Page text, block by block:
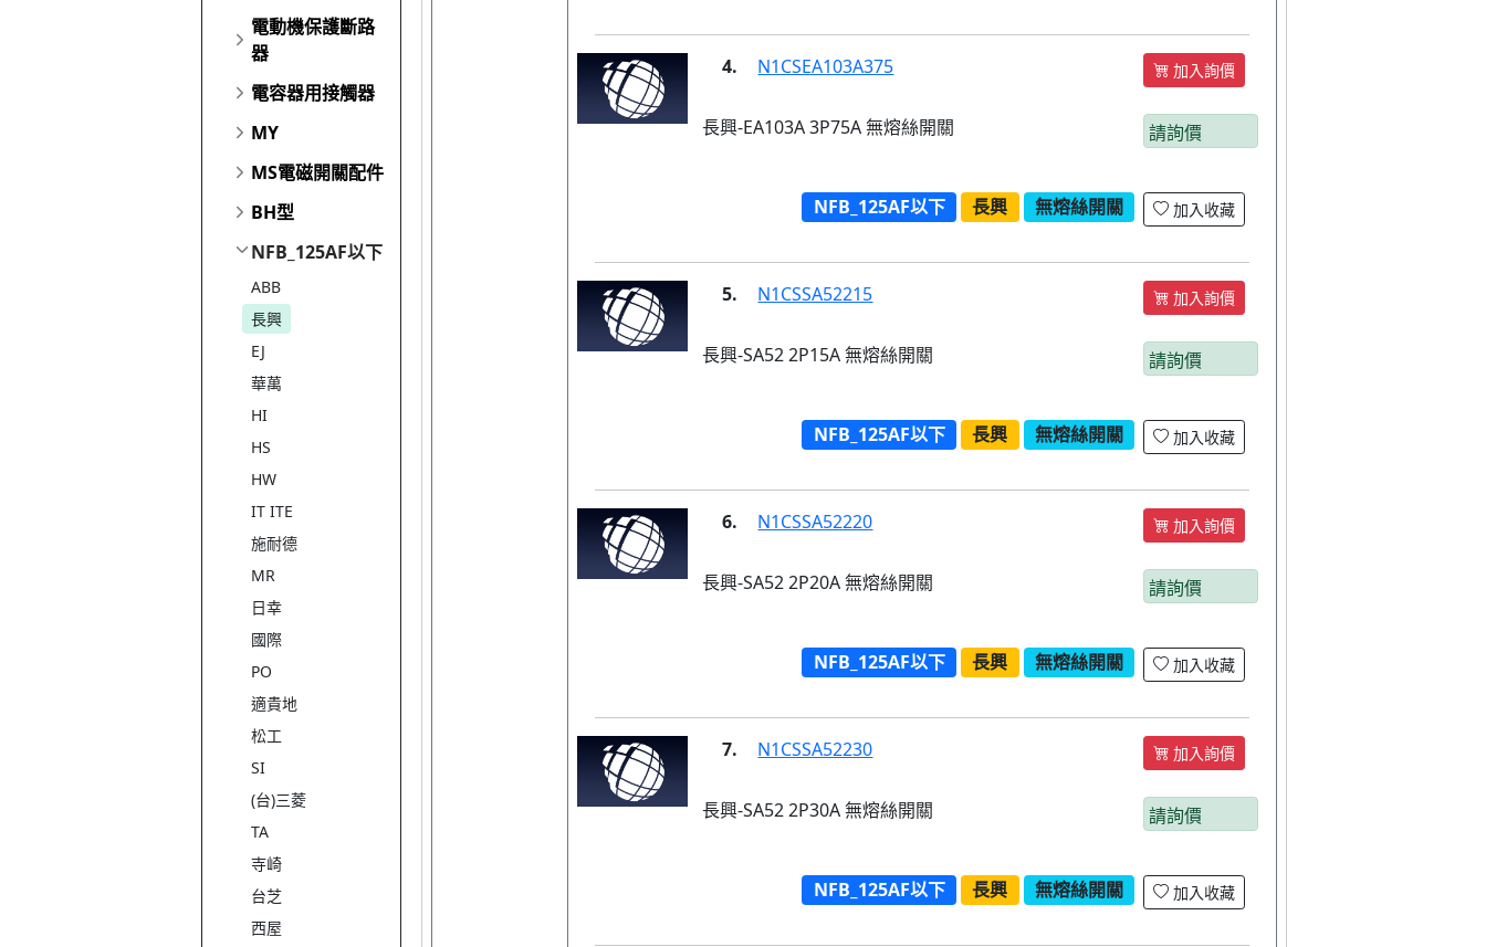
電動機保護斷路
器
電容器用接觸器
MY
MS電磁開關配件
BH型
NFB_125AF以下
ABB
長興
EJ
華萬
HI
HS
HW
IT ITE
施耐德
MR
日幸
國際
PO
適貴地
松工
SI
(台)三菱
TA
寺崎
台芝
西屋
4. N1CSEA103A375 加入詢價
長興-EA103A 3P75A 無熔絲開關 請詢價
NFB_125AF以下 長興 無熔絲開關 加入收藏
5. N1CSSA52215 加入詢價
長興-SA52 2P15A 無熔絲開關 請詢價
NFB_125AF以下 長興 無熔絲開關 加入收藏
6. N1CSSA52220 加入詢價
長興-SA52 2P20A 無熔絲開關 請詢價
NFB_125AF以下 長興 無熔絲開關 加入收藏
7. N1CSSA52230 加入詢價
長興-SA52 2P30A 無熔絲開關 請詢價
NFB_125AF以下 長興 無熔絲開關 加入收藏